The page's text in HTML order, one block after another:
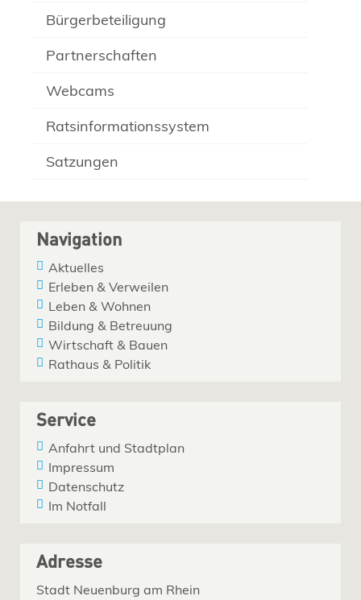
Bürgerbeteiligung
Partnerschaften
Webcams
Ratsinformationssystem
Satzungen
Navigation
Aktuelles
Erleben & Verweilen
Leben & Wohnen
Bildung & Betreuung
Wirtschaft & Bauen
Rathaus & Politik
Service
Anfahrt und Stadtplan
Impressum
Datenschutz
Im Notfall
Adresse
Stadt Neuenburg am Rhein